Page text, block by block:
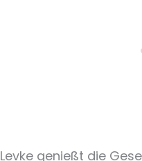
Levke genießt die